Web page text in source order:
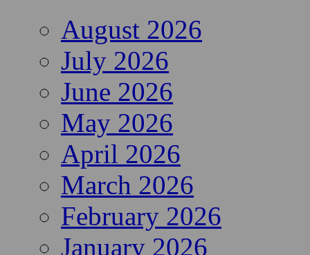
August 2026
July 2026
June 2026
May 2026
April 2026
March 2026
February 2026
January 2026